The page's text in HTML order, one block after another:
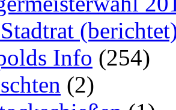
Info (254)
(2)